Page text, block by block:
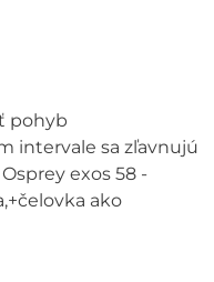
pohyb
intervale sa zľavnujú
exos 58 -
ako